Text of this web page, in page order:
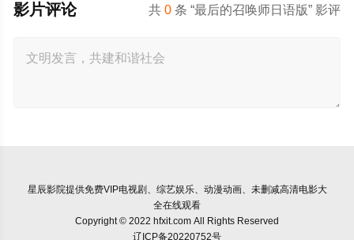
共0 条 “最后的召唤师日语版” 影评
影片评论
星辰影院提供免费VIP电视剧、综艺娱乐、动漫动画、未删减高清电影大
全在线观看
Copyright © 2022 hfxit.com All Rights Reserved
辽ICP备20220752号